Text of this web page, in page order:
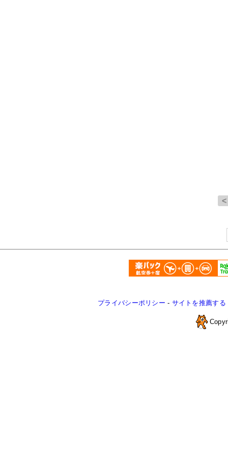
プライバシーポリシー - サイトを推薦する